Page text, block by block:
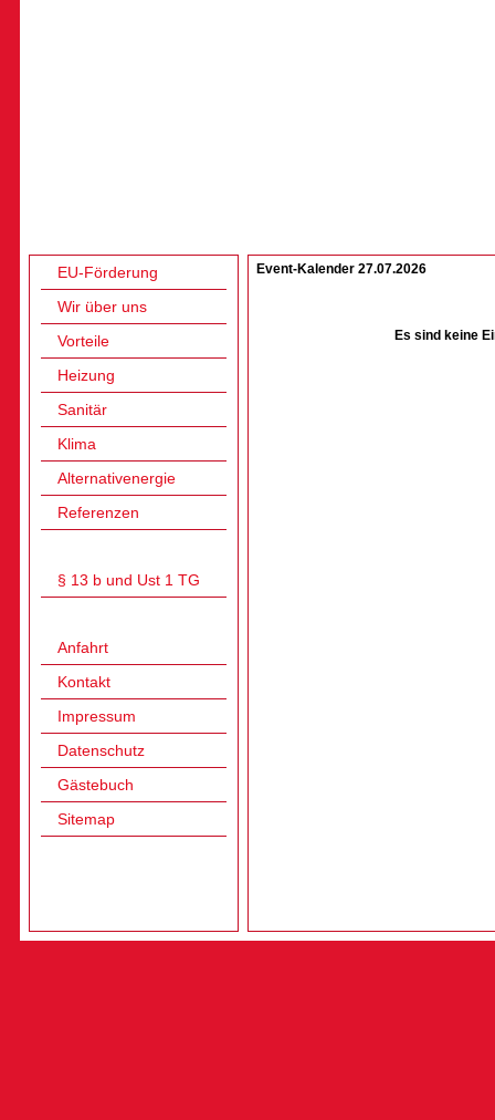
EU-Förderung
Wir über uns
Vorteile
Heizung
Sanitär
Klima
Alternativenergie
Referenzen
§ 13 b und Ust 1 TG
Anfahrt
Kontakt
Impressum
Datenschutz
Gästebuch
Sitemap
Event-Kalender 27.07.2026
Es sind keine